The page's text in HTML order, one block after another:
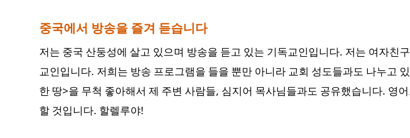
중국에서 방송을 즐겨 듣습니다
저는 중국 산둥성에 살고 있으며 방송을 듣고 있는 기독교인입니다. 저는 여자
교인입니다. 저희는 방송 프로그램을 들을 뿐만 아니라 교회 성도들과도 나누고
한 땅>을 무척 좋아해서 제 주변 사람들, 심지어 목사님들과도 공유했습니다. 영
할 것입니다. 할렐루야!